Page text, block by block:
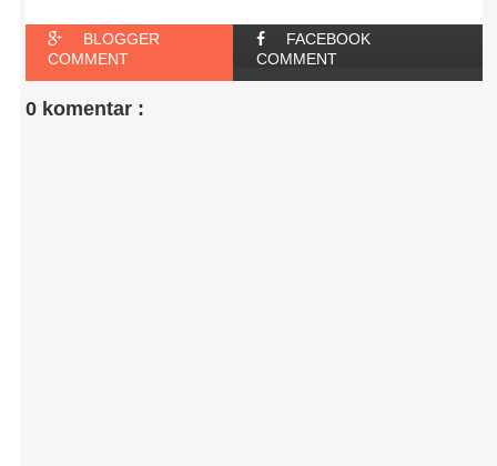
BLOGGER
COMMENT
FACEBOOK
COMMENT
0 komentar :